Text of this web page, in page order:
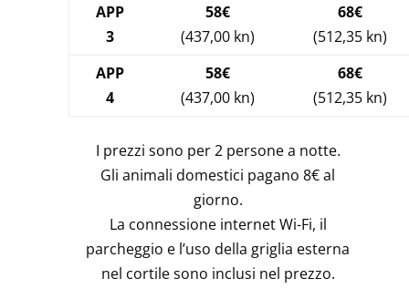
APP
3
58€
(437,00 kn)
68€
(512,35 kn)
APP
4
58€
(437,00 kn)
68€
(512,35 kn)
I prezzi sono per 2 persone a notte.
Gli animali domestici pagano 8€ al
giorno.
La connessione internet Wi-Fi, il
parcheggio e l’uso della griglia esterna
nel cortile sono inclusi nel prezzo.